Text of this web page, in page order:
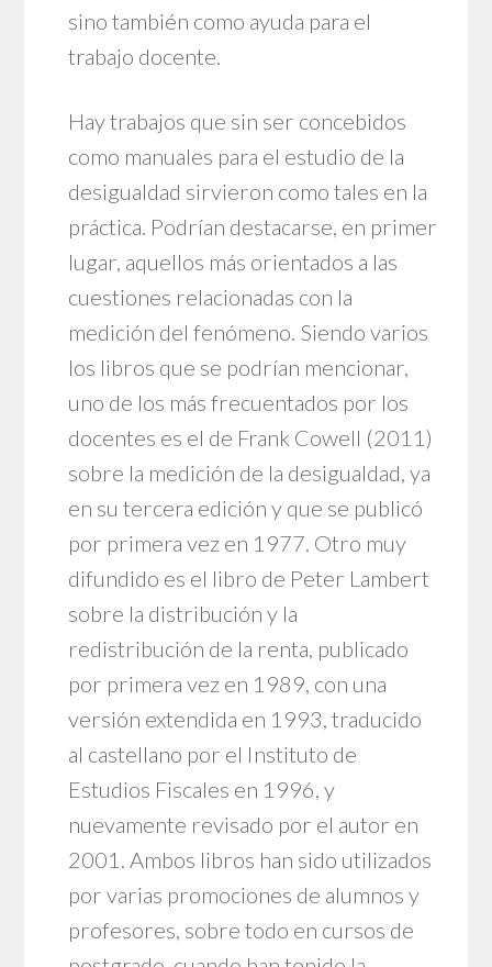
sino también como ayuda para el
trabajo docente.
Hay trabajos que sin ser concebidos
como manuales para el estudio de la
desigualdad sirvieron como tales en la
práctica. Podrían destacarse, en primer
lugar, aquellos más orientados a las
cuestiones relacionadas con la
medición del fenómeno. Siendo varios
los libros que se podrían mencionar,
uno de los más frecuentados por los
docentes es el de Frank Cowell (2011)
sobre la medición de la desigualdad, ya
en su tercera edición y que se publicó
por primera vez en 1977. Otro muy
difundido es el libro de Peter Lambert
sobre la distribución y la
redistribución de la renta, publicado
por primera vez en 1989, con una
versión extendida en 1993, traducido
al castellano por el Instituto de
Estudios Fiscales en 1996, y
nuevamente revisado por el autor en
2001. Ambos libros han sido utilizados
por varias promociones de alumnos y
profesores, sobre todo en cursos de